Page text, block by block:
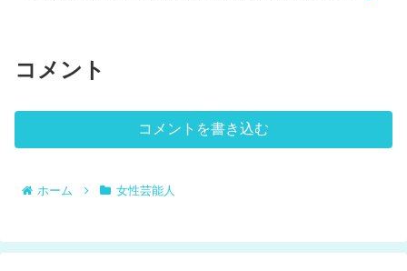
コメント
コメントを書き込む
ホーム 女性芸能人